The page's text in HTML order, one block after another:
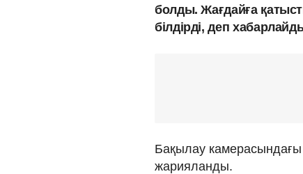
болды. Жағдайға
білдірді, деп
Бақылау
жарияланды.